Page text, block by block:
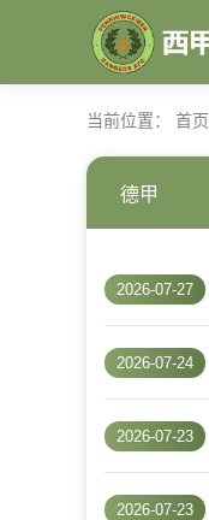
当前位置： 首页
德甲
2026-07-27
2026-07-24
2026-07-23
2026-07-23